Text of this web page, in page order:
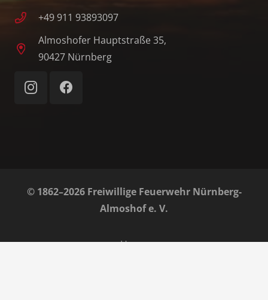
+49 911 93893097
Almoshofer Hauptstraße 35,
90427 Nürnberg
© 1862–2026 Freiwillige Feuerwehr Nürnberg-
Almoshof e. V.
Home